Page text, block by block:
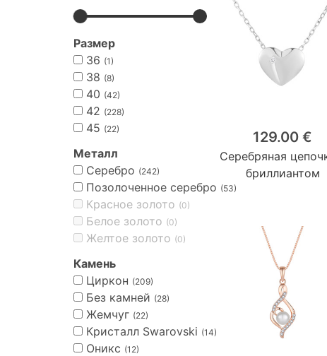
Размер
36 (1)
38 (8)
40 (42)
42 (228)
45 (22)
Металл
Серебро (242)
Позолоченное серебро (53)
Красное золото (0)
Белое золото (0)
Желтое золото (0)
Камень
Циркон (209)
Без камней (28)
Жемчуг (22)
Кристалл Swarovski (14)
Оникс (12)
129.00 €
Серебряная
бриллиантом